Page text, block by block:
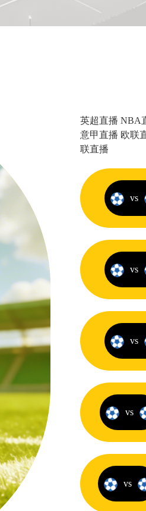
英超直播 NBA
意甲直播 欧联
联直播
vs
vs
vs
vs
vs